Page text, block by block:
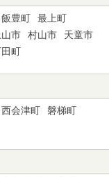
飯豊町
最上町
山市 村山市
天童市
町
西会津町
磐梯町